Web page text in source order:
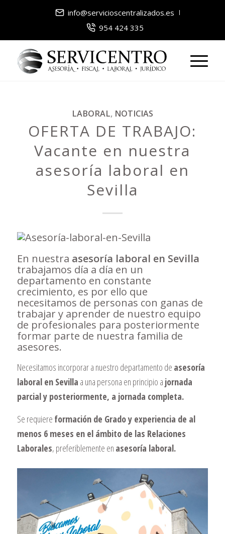
info@servicioscentralizados.es
954 424 335
LABORAL, NOTICIAS
OFERTA DE TRABAJO:
Vacante en nuestra
asesoría laboral en
Sevilla
En nuestra asesoría laboral en Sevilla
trabajamos día a día en un
departamento en constante
crecimiento, es por ello que
necesitamos de personas con ganas de
trabajar y aprender de nuestro equipo
de profesionales para posteriormente
formar parte de nuestra familia de
asesores.
Necesitamos incorporar a nuestro departamento de asesoría
laboral en Sevilla a una persona en principio a jornada
parcial y posteriormente, a jornada completa.
Se requiere formación de Grado y experiencia de al
menos 6 meses en el ámbito de las Relaciones
Laborales, preferiblemente en asesoría laboral.